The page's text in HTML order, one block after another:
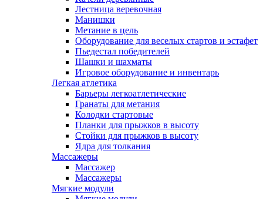
Лестница веревочная
Манишки
Метание в цель
Оборудование для веселых стартов и эстафет
Пьедестал победителей
Шашки и шахматы
Игровое оборудование и инвентарь
Легкая атлетика
Барьеры легкоатлетические
Гранаты для метания
Колодки стартовые
Планки для прыжков в высоту
Стойки для прыжков в высоту
Ядра для толкания
Массажеры
Массажер
Массажеры
Мягкие модули